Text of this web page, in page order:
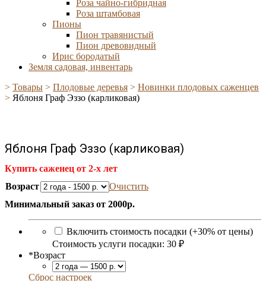
Роза чайно-гибридная
Роза штамбовая
Пионы
Пион травянистый
Пион древовидный
Ирис бородатый
Земля садовая, инвентарь
> Товары > Плодовые деревья > Новинки плодовых саженцев
> Яблоня Граф Эззо (карликовая)
Яблоня Граф Эззо (карликовая)
Купить саженец от 2-х лет
Возраст
Очистить
Минимальный заказ от 2000р.
Включить стоимость посадки (+30% от цены)
Стоимость услуги посадки: 30 ₽
*Возраст
Сброс настроек